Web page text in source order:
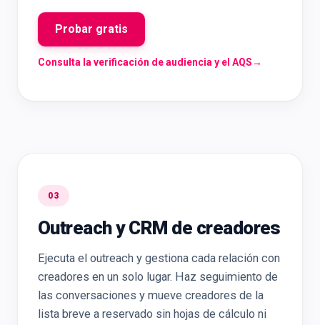
Probar gratis
Consulta la verificación de audiencia y el AQS→
03
Outreach y CRM de creadores
Ejecuta el outreach y gestiona cada relación con
creadores en un solo lugar. Haz seguimiento de
las conversaciones y mueve creadores de la
lista breve a reservado sin hojas de cálculo ni